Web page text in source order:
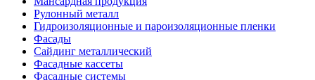
Рулонный металл
Гидроизоляционные и пароизоляционные пленки
Фасады
Сайдинг металлический
Фасадные кассеты
Фасадные системы